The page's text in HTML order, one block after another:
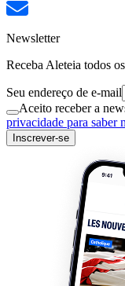
Newsletter
Receba Aleteia todos
Seu endereço de e-mail
Aceito receber a
privacidade para saber
Inscrever-se